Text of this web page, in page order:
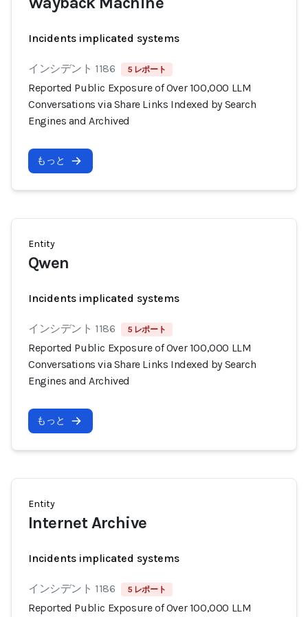
Incidents implicated systems
インシデント 1186 5 レポート
Reported Public Exposure of Over 100,000 LLM
Conversations via Share Links Indexed by Search
Engines and Archived
もっと
Entity
Qwen
Incidents implicated systems
インシデント 1186 5 レポート
Reported Public Exposure of Over 100,000 LLM
Conversations via Share Links Indexed by Search
Engines and Archived
もっと
Entity
Internet Archive
Incidents implicated systems
インシデント 1186 5 レポート
Reported Public Exposure of Over 100,000 LLM